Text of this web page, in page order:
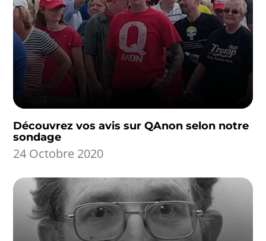
Découvrez vos avis sur QAnon selon notre
sondage
24 Octobre 2020